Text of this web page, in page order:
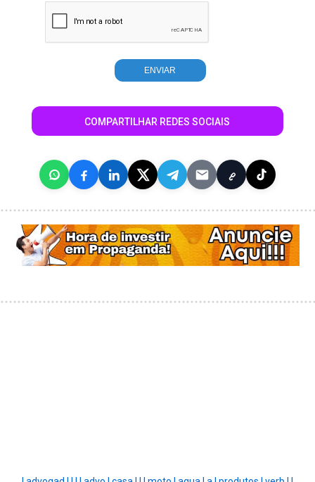
COMPARTILHAR REDES SOCIAIS